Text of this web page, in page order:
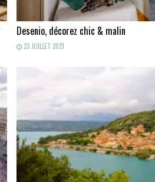
Desenio, décorez chic & malin
23 JUILLET 2021